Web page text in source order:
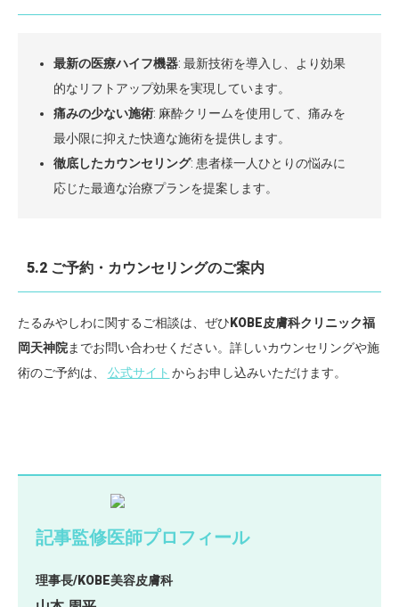
最新の医療ハイフ機器: 最新技術を導入し、より効果
的なリフトアップ効果を実現しています。
痛みの少ない施術: 麻酔クリームを使用して、痛みを
最小限に抑えた快適な施術を提供します。
徹底したカウンセリング: 患者様一人ひとりの悩みに
応じた最適な治療プランを提案します。
5.2 ご予約・カウンセリングのご案内
たるみやしわに関するご相談は、ぜひ KOBE皮膚科クリニック福
岡天神院までお問い合わせください。詳しいカウンセリングや施
術のご予約は、
公式サイト からお申し込みいただけます。
記事監修医師プロフィール
理事長/KOBE美容皮膚科